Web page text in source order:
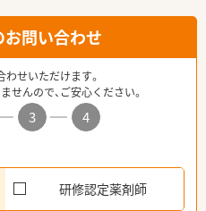
問い合わせ
せいただけます。
せんので、ご安心ください。
3
4
研修認定薬剤師